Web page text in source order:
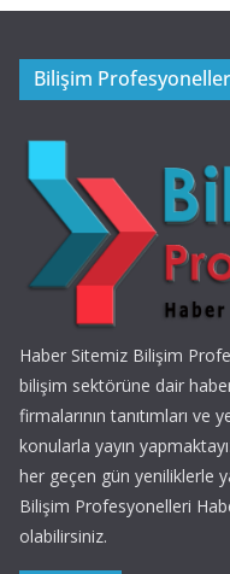
Bilişim
Haber Sitemiz Bilişim
bilişim sektörüne dair
firmalarının tanıtımları ve
konularla yayın
her geçen gün yeniliklerle
Bilişim Profesyonelleri
olabilirsiniz.